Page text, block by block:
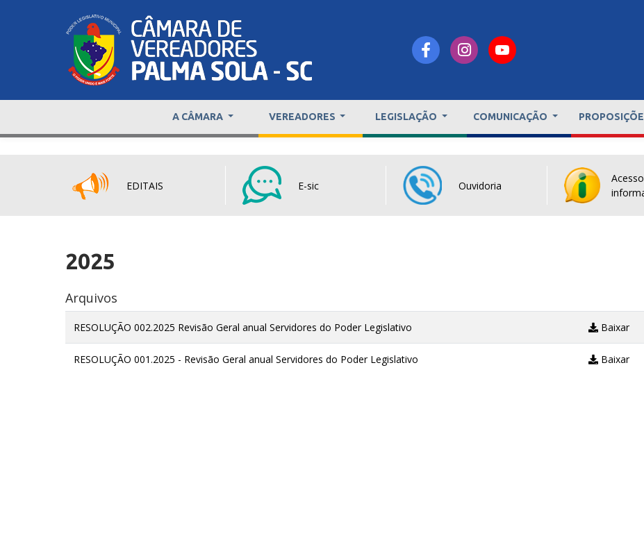
A CÂMARA VEREADORES LEGISLAÇÃO COMUNICAÇÃO
EDITAIS E-sic Ouvidoria
2025
Arquivos
RESOLUÇÃO 002.2025 Revisão Geral anual Servidores do Poder Legislativo Baixar
RESOLUÇÃO 001.2025 - Revisão Geral anual Servidores do Poder Legislativo Baixar